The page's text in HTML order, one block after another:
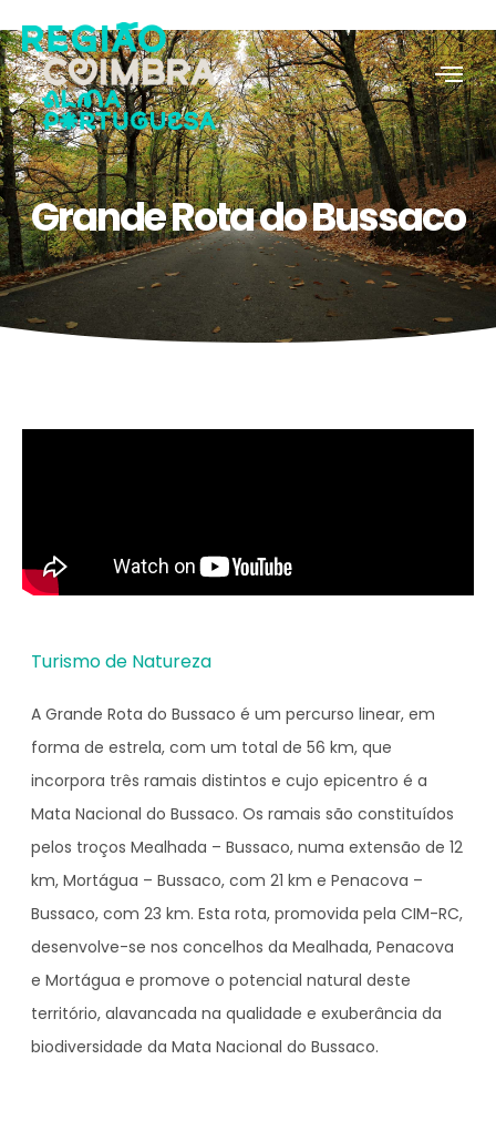
Grande Rota do Bussaco
Turismo de Natureza
A Grande Rota do Bussaco é um percurso linear, em
forma de estrela, com um total de 56 km, que
incorpora três ramais distintos e cujo epicentro é a
Mata Nacional do Bussaco. Os ramais são constituídos
pelos troços Mealhada – Bussaco, numa extensão de 12
km, Mortágua – Bussaco, com 21 km e Penacova –
Bussaco, com 23 km. Esta rota, promovida pela CIM-RC,
desenvolve-se nos concelhos da Mealhada, Penacova
e Mortágua e promove o potencial natural deste
território, alavancada na qualidade e exuberância da
biodiversidade da Mata Nacional do Bussaco.